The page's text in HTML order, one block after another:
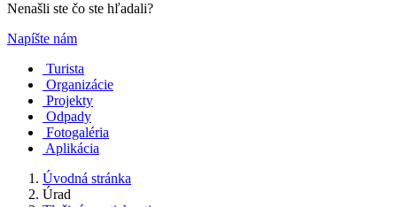
Nenašli ste čo ste hľadali?
Napíšte nám
Turista
Organizácie
Projekty
Odpady
Fotogaléria
Aplikácia
Úvodná stránka
Úrad